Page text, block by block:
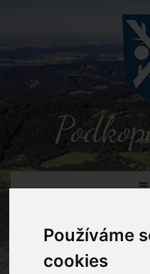
Používáme
cookiesDetail